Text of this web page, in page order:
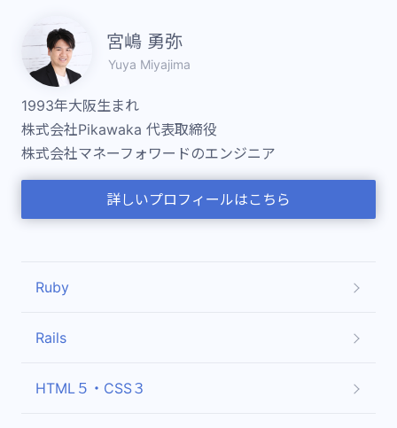
宮嶋 勇弥
Yuya Miyajima
1993年大阪生まれ
株式会社Pikawaka 代表取締役
株式会社マネーフォワードのエンジニア
詳しいプロフィールはこちら
Ruby
Rails
HTML５・CSS３